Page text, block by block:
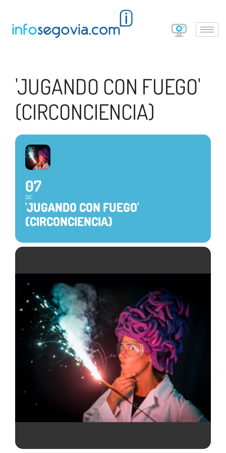
'JUGANDO CON FUEGO'
(CIRCONCIENCIA)
07
DIC
'JUGANDO CON FUEGO'
(CIRCONCIENCIA)